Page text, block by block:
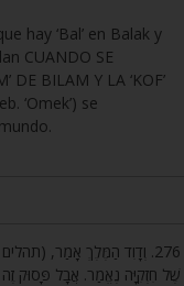
hay ‘Bal’ en Balak y
CUANDO SE
DE BILAM Y LA ‘KOF’
‘Omek’) se
276. וְדָוִד הַמֶּלֶךְ אָמַר,
שֶׁל חִזְקִיָּה נֶאֱמַר. אֲבָל פָּסוּק